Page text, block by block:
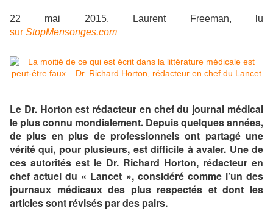
22 mai 2015. Laurent Freeman, lu
sur StopMensonges.com
Le Dr. Horton est rédacteur en chef du journal médical
le plus connu mondialement. Depuis quelques années,
de plus en plus de professionnels ont partagé une
vérité qui, pour plusieurs, est difficile à avaler. Une de
ces autorités est le Dr. Richard Horton, rédacteur en
chef actuel du « Lancet », considéré comme l’un des
journaux médicaux des plus respectés et dont les
articles sont révisés par des pairs.